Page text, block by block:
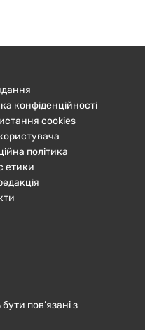
конфіденційності
cookies
політика
етики
пов’язані з